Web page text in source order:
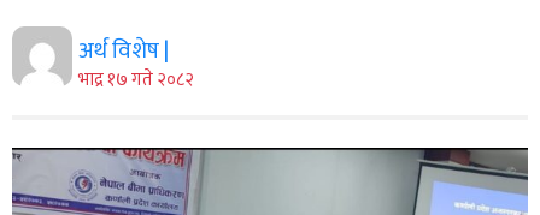
अर्थ विशेष |
भाद्र १७ गते २०८२